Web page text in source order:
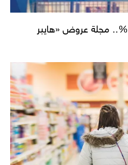
بتخفيضات حتى 69%.. مجلة عروض «هايبر